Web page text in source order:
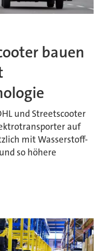
bauen
und Streetscooter
auf
mit Wasserstoff-
so höhere